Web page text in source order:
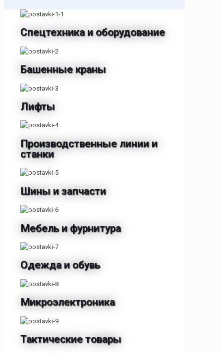
Cпецтехника и оборудование
Башенные краны
Лифты
Производственные линии и
станки
Шины и запчасти
Мебель и фурнитура
Одежда и обувь
Микроэлектроника
Тактические товары